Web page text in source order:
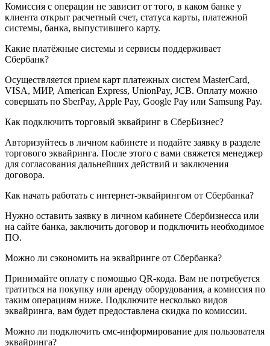
Комиссия с операции не зависит от того, в каком банке у
клиента открыт расчетный счет, статуса карты, платежной
системы, банка, выпустившего карту.
Какие платёжные системы и сервисы поддерживает
Сбербанк?
Осуществляется прием карт платежных систем MasterCard,
VISA, МИР, American Express, UnionPay, JCB. Оплату можно
совершать по SberPay, Apple Pay, Google Pay или Samsung Pay.
Как подключить торговый эквайринг в СберБизнес?
Авторизуйтесь в личном кабинете и подайте заявку в разделе
торгового эквайринга. После этого с вами свяжется менеджер
для согласования дальнейших действий и заключения
договора.
Как начать работать с интернет-эквайрингом от Сбербанка?
Нужно оставить заявку в личном кабинете Сбербизнесса или
на сайте банка, заключить договор и подключить необходимое
ПО.
Можно ли сэкономить на эквайринге от Сбербанка?
Принимайте оплату с помощью QR-кода. Вам не потребуется
тратиться на покупку или аренду оборудования, а комиссия по
таким операциям ниже. Подключите несколько видов
эквайринга, вам будет предоставлена скидка по комиссии.
Можно ли подключить смс-информирование для пользователя
эквайринга?